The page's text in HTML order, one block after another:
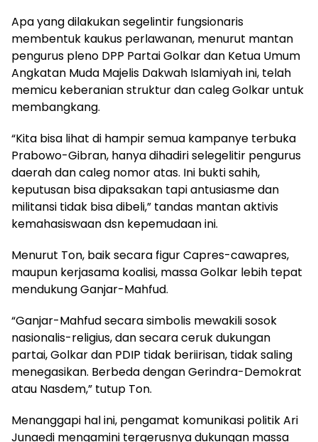
Apa yang dilakukan segelintir fungsionaris
membentuk kaukus perlawanan, menurut mantan
pengurus pleno DPP Partai Golkar dan Ketua Umum
Angkatan Muda Majelis Dakwah Islamiyah ini, telah
memicu keberanian struktur dan caleg Golkar untuk
membangkang.
“Kita bisa lihat di hampir semua kampanye terbuka
Prabowo-Gibran, hanya dihadiri selegelitir pengurus
daerah dan caleg nomor atas. Ini bukti sahih,
keputusan bisa dipaksakan tapi antusiasme dan
militansi tidak bisa dibeli,” tandas mantan aktivis
kemahasiswaan dsn kepemudaan ini.
Menurut Ton, baik secara figur Capres-cawapres,
maupun kerjasama koalisi, massa Golkar lebih tepat
mendukung Ganjar-Mahfud.
“Ganjar-Mahfud secara simbolis mewakili sosok
nasionalis-religius, dan secara ceruk dukungan
partai, Golkar dan PDIP tidak beriirisan, tidak saling
menegasikan. Berbeda dengan Gerindra-Demokrat
atau Nasdem,” tutup Ton.
Menanggapi hal ini, pengamat komunikasi politik Ari
Junaedi mengamini tergerusnya dukungan massa